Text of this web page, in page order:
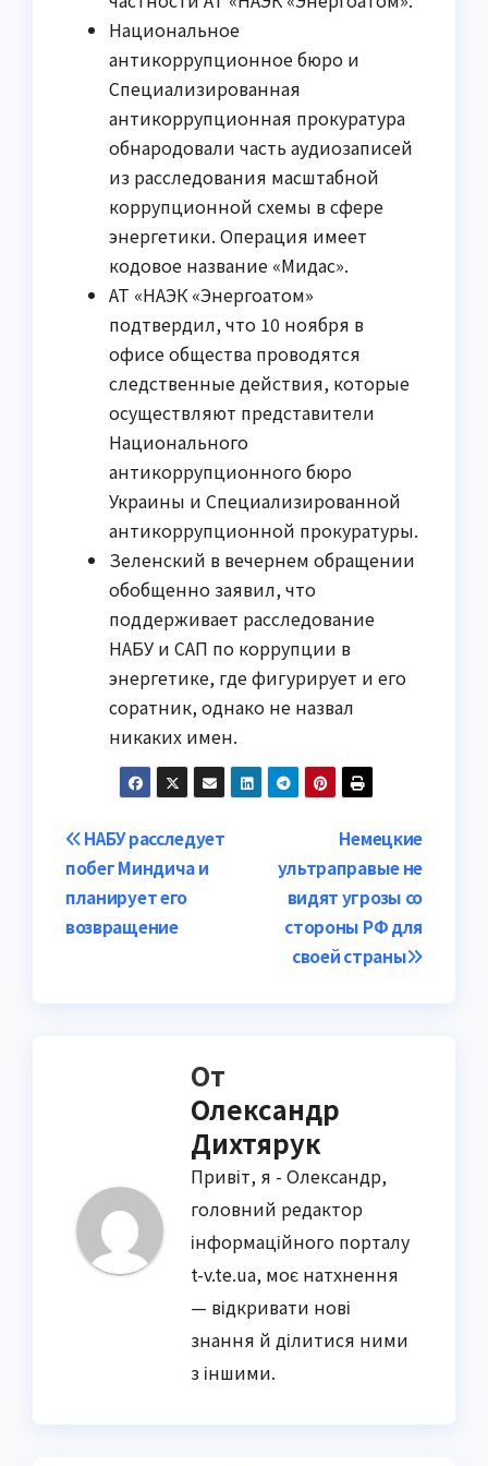
Национальное
антикоррупционное бюро и
Специализированная
антикоррупционная прокуратура
обнародовали часть аудиозаписей
из расследования масштабной
коррупционной схемы в сфере
энергетики. Операция имеет
кодовое название «Мидaс».
АТ «НАЭК «Энергоатом»
подтвердил, что 10 ноября в
офисе общества проводятся
следственные действия, которые
осуществляют представители
Национального
антикоррупционного бюро
Украины и Специализированной
антикоррупционной прокуратуры.
Зеленский в вечернем обращении
обобщенно заявил, что
поддерживает расследование
НАБУ и САП по коррупции в
энергетике, где фигурирует и его
соратник, однако не назвал
никаких имен.
Навигация
по
записям
Немецкие
ультраправые не
видят угрозы со
стороны РФ для
своей страны
НАБУ расследует
побег Миндича и
планирует его
возвращение
От
Олександр
Дихтярук
Привіт, я - Олександр,
головний редактор
інформаційного порталу
t-v.te.ua, моє натхнення
— відкривати нові
знання й ділитися ними
з іншими.